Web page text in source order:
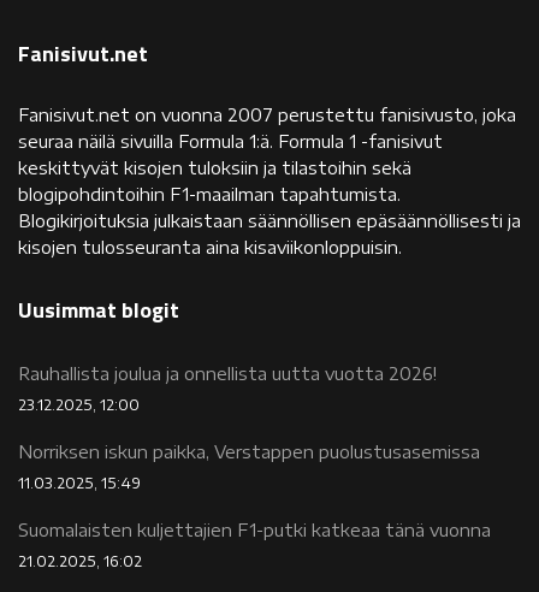
Fanisivut.net
Fanisivut.net on vuonna 2007 perustettu fanisivusto, joka
seuraa näilä sivuilla Formula 1:ä. Formula 1 -fanisivut
keskittyvät kisojen tuloksiin ja tilastoihin sekä
blogipohdintoihin F1-maailman tapahtumista.
Blogikirjoituksia julkaistaan säännöllisen epäsäännöllisesti ja
kisojen tulosseuranta aina kisaviikonloppuisin.
Uusimmat blogit
Rauhallista joulua ja onnellista uutta vuotta 2026!
23.12.2025, 12:00
Norriksen iskun paikka, Verstappen puolustusasemissa
11.03.2025, 15:49
Suomalaisten kuljettajien F1-putki katkeaa tänä vuonna
21.02.2025, 16:02